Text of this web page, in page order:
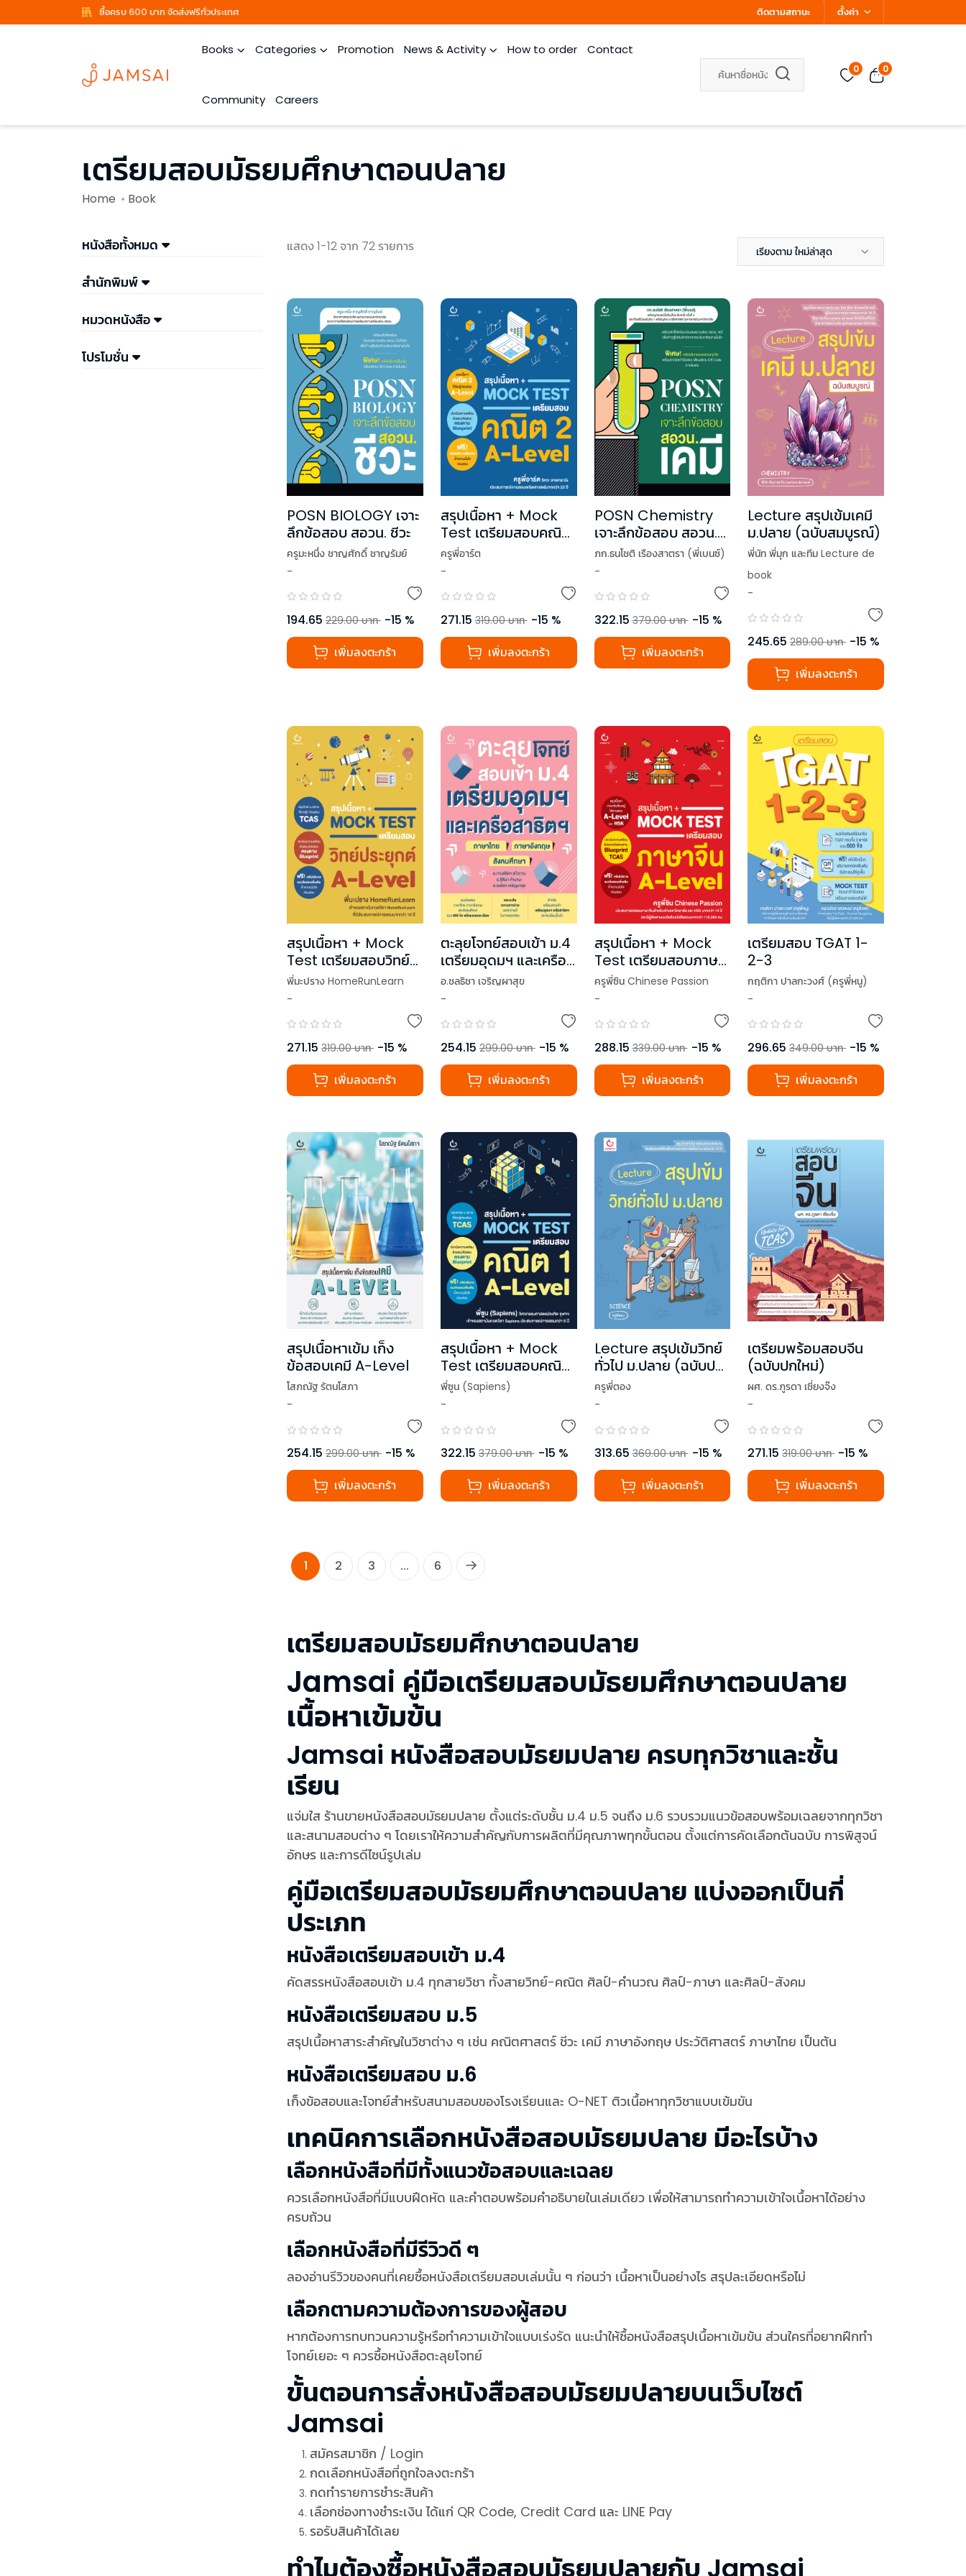
ซื้อครบ 600 บาท จัดส่งฟรีทั่วประเทศ ติดตามสถานะ ตั้งค่า
Books Categories Promotion News & Activity How to order Contact
Community Careers
0 0
เตรียมสอบมัธยมศึกษาตอนปลาย
Home Book
หนังสือทั้งหมด
สำนักพิมพ์
หมวดหนังสือ
โปรโมชั่น
แสดง 1-12 จาก 72 รายการ เรียงตาม ใหม่ล่าสุด
POSN BIOLOGY เจาะ
ลึกข้อสอบ สอวน. ชีวะ
ครูมะหนึ่ง ชาญศักดิ์ ชาญรัมย์
-
194.65 229.00 บาท -15 %
เพิ่มลงตะกร้า
สรุปเนื้อหา + Mock
Test เตรียมสอบคณิต
2 A-Level
ครูพี่อาร์ต
-
271.15 319.00 บาท -15 %
เพิ่มลงตะกร้า
POSN Chemistry
เจาะลึกข้อสอบ สอวน.
เคมี
ภก.ธนโชติ เรืองสาตรา (พี่เบนซ์)
-
322.15 379.00 บาท -15 %
เพิ่มลงตะกร้า
Lecture สรุปเข้มเคมี
ม.ปลาย (ฉบับสมบูรณ์)
พี่นัท พี่มุก และทีม Lecture de
book
-
245.65 289.00 บาท -15 %
เพิ่มลงตะกร้า
สรุปเนื้อหา + Mock
Test เตรียมสอบวิทย์
ประยุกต์ A-Level
พี่มะปราง HomeRunLearn
-
271.15 319.00 บาท -15 %
เพิ่มลงตะกร้า
ตะลุยโจทย์สอบเข้า ม.4
เตรียมอุดมฯ และเครือ
สาธิตฯ (ภาษา
ไทย+ภาษา
อังกฤษ+สังคมศึกษา)
อ.ชลธิชา เจริญผาสุข
,อ.กานต์ธิดา แก้วกาม
,อ.ฐิติมา คำนามะ
-
254.15 299.00 บาท -15 %
เพิ่มลงตะกร้า
สรุปเนื้อหา + Mock
Test เตรียมสอบภาษา
จีน A-Level
ครูพี่ซิน Chinese Passion
-
288.15 339.00 บาท -15 %
เพิ่มลงตะกร้า
เตรียมสอบ TGAT 1-
2-3
กฤติกา ปาลกะวงศ์ (ครูพี่หนู)
,
-
296.65 349.00 บาท -15 %
เพิ่มลงตะกร้า
สรุปเนื้อหาเข้ม เก็ง
ข้อสอบเคมี A-Level
โสภณัฐ รัตนโสภา
-
254.15 299.00 บาท -15 %
เพิ่มลงตะกร้า
สรุปเนื้อหา + Mock
Test เตรียมสอบคณิต
1 A-Level
พี่ซูน (Sapiens)
-
322.15 379.00 บาท -15 %
เพิ่มลงตะกร้า
Lecture สรุปเข้มวิทย์
ทั่วไป ม.ปลาย (ฉบับปก
ใหม่)
ครูพี่ตอง
-
313.65 369.00 บาท -15 %
เพิ่มลงตะกร้า
เตรียมพร้อมสอบจีน
(ฉบับปกใหม่)
ผศ. ดร.ภูรดา เซี่ยงจ๊ง
-
271.15 319.00 บาท -15 %
เพิ่มลงตะกร้า
1 2 3 ... 6
เตรียมสอบมัธยมศึกษาตอนปลาย
Jamsai คู่มือเตรียมสอบมัธยมศึกษาตอนปลาย
เนื้อหาเข้มข้น
Jamsai หนังสือสอบมัธยมปลาย ครบทุกวิชาและชั้น
เรียน
แจ่มใส ร้านขายหนังสือสอบมัธยมปลาย ตั้งแต่ระดับชั้น ม.4 ม.5 จนถึง ม.6 รวบรวมแนวข้อสอบพร้อมเฉลยจากทุกวิชา
และสนามสอบต่าง ๆ โดยเราให้ความสำคัญกับการผลิตที่มีคุณภาพทุกขั้นตอน ตั้งแต่การคัดเลือกต้นฉบับ การพิสูจน์
อักษร และการดีไซน์รูปเล่ม
คู่มือเตรียมสอบมัธยมศึกษาตอนปลาย แบ่งออกเป็นกี่
ประเภท
หนังสือเตรียมสอบเข้า ม.4
คัดสรรหนังสือสอบเข้า ม.4 ทุกสายวิชา ทั้งสายวิทย์-คณิต ศิลป์-คำนวณ ศิลป์-ภาษา และศิลป์-สังคม
หนังสือเตรียมสอบ ม.5
สรุปเนื้อหาสาระสำคัญในวิชาต่าง ๆ เช่น คณิตศาสตร์ ชีวะ เคมี ภาษาอังกฤษ ประวัติศาสตร์ ภาษาไทย เป็นต้น
หนังสือเตรียมสอบ ม.6
เก็งข้อสอบและโจทย์สำหรับสนามสอบของโรงเรียนและ O-NET ติวเนื้อหาทุกวิชาแบบเข้มขัน
เทคนิคการเลือกหนังสือสอบมัธยมปลาย มีอะไรบ้าง
เลือกหนังสือที่มีทั้งแนวข้อสอบและเฉลย
ควรเลือกหนังสือที่มีแบบฝึดหัด และคำตอบพร้อมคำอธิบายในเล่มเดียว เพื่อให้สามารถทำความเข้าใจเนื้อหาได้อย่าง
ครบถ้วน
เลือกหนังสือที่มีรีวิวดี ๆ
ลองอ่านรีวิวของคนที่เคยซื้อหนังสือเตรียมสอบเล่มนั้น ๆ ก่อนว่า เนื้อหาเป็นอย่างไร สรุปละเอียดหรือไม่
เลือกตามความต้องการของผู้สอบ
หากต้องการทบทวนความรู้หรือทำความเข้าใจแบบเร่งรัด แนะนำให้ซื้อหนังสือสรุปเนื้อหาเข้มข้น ส่วนใครที่อยากฝึกทำ
โจทย์เยอะ ๆ ควรซื้อหนังสือตะลุยโจทย์
ขั้นตอนการสั่งหนังสือสอบมัธยมปลายบนเว็บไซต์
Jamsai
สมัครสมาชิก / Login
กดเลือกหนังสือที่ถูกใจลงตะกร้า
กดทำรายการชำระสินค้า
เลือกช่องทางชำระเงิน ได้แก่ QR Code, Credit Card และ LINE Pay
รอรับสินค้าได้เลย
ทำไมต้องซื้อหนังสือสอบมัธยมปลายกับ Jamsai